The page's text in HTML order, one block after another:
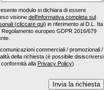
modulo si dichiara di essere
visione dell'informativa completa sul
(cliccare qui) in riferimento al D.L. Ita
europeo GDPR 2016/679
commerciali / promozionali /
della richiesta (è possibile disiscriversi
alla Privacy Policy)